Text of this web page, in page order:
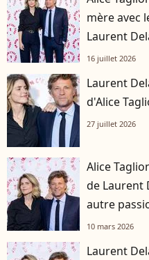
mère avec
Laurent
16 juillet 2026
Laurent
d'Alice
27 juillet 2026
Alice
de Laurent
autre
10 mars 2026
Laurent